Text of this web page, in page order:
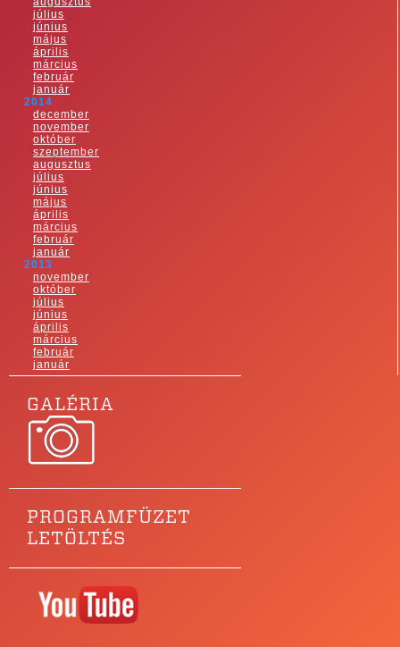
július
június
május
április
március
február
január
2014
december
november
október
szeptember
augusztus
július
június
május
április
március
február
január
2013
november
október
július
június
április
március
február
január
GALÉRIA
PROGRAMFÜZET
LETÖLTÉS